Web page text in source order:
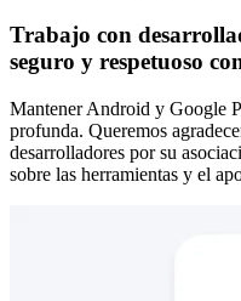
Trabajo con
seguro y respetuoso
Mantener Android y Google
profunda. Queremos
desarrolladores por su
sobre las herramientas y el